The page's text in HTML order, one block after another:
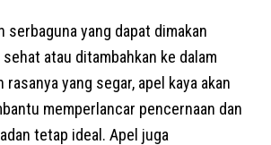
serbaguna yang dapat dimakan
atau ditambahkan ke dalam
yang segar, apel kaya akan
memperlancar pencernaan dan
tetap ideal. Apel juga